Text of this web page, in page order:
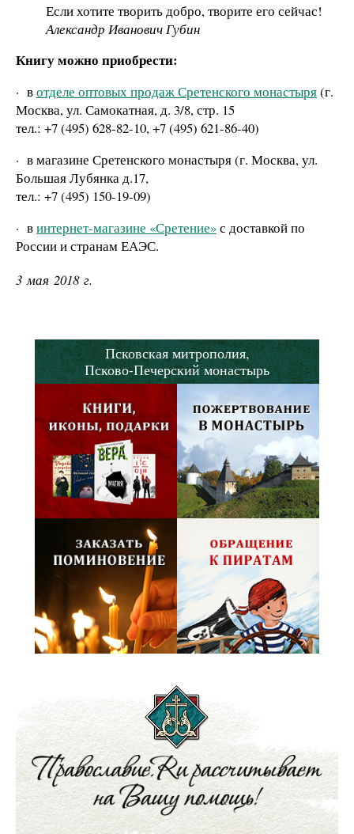
Если хотите творить добро, творите его сейчас!
Александр Иванович Губин
Книгу можно приобрести:
· вотделе оптовых продаж Сретенского монастыря(г.
Москва, ул. Самокатная, д. 3/8, стр. 15
тел.: +7 (495) 628-82-10, +7 (495) 621-86-40)
· в магазине Сретенского монастыря (г. Москва, ул.
Большая Лубянка д.17,
тел.: +7 (495) 150-19-09)
· винтернет-магазине «Сретение»с доставкой по
России и странам ЕАЭС.
3 мая 2018 г.
Псковская митрополия,
Псково-Печерский монастырь